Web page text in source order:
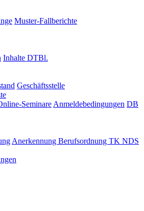
Muster-Fallberichte
Inhalte DTBl.
Geschäftsstelle
Seminare Anmeldebedingungen DB
Anerkennung Berufsordnung TK NDS